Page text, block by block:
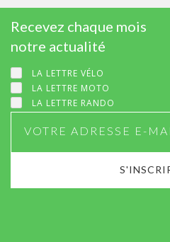
Recevez chaque mois
notre actualité
LA LETTRE VÉLO
LA LETTRE MOTO
LA LETTRE RANDO